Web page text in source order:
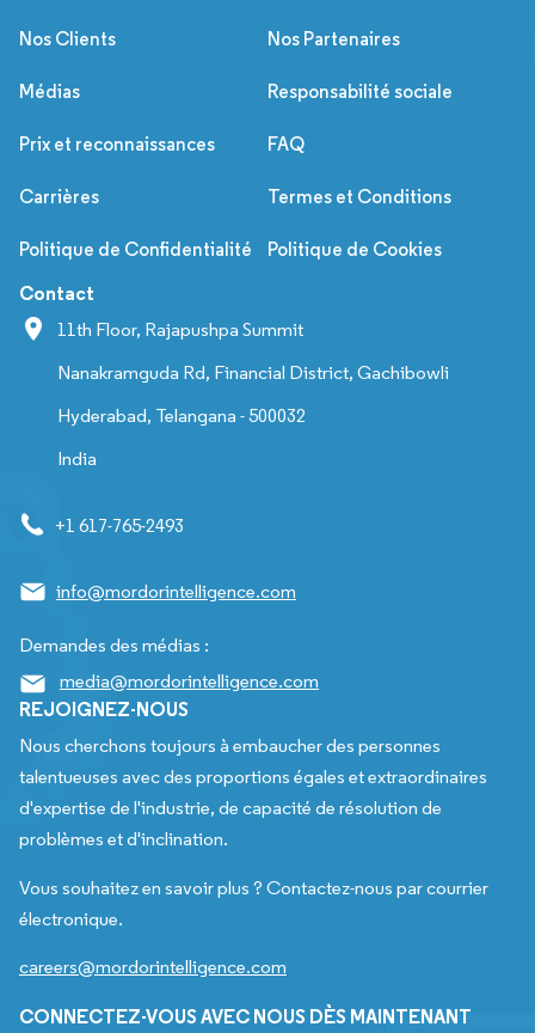
Nos Clients Nos Partenaires
Médias Responsabilité sociale
Prix et reconnaissances FAQ
Carrières Termes et Conditions
Politique de Confidentialité Politique de Cookies
Contact
11th Floor, Rajapushpa Summit
Nanakramguda Rd, Financial District, Gachibowli
Hyderabad, Telangana - 500032
India
+1 617-765-2493
info@mordorintelligence.com
Demandes des médias :
media@mordorintelligence.com
REJOIGNEZ-NOUS
Nous cherchons toujours à embaucher des personnes
talentueuses avec des proportions égales et extraordinaires
d'expertise de l'industrie, de capacité de résolution de
problèmes et d'inclination.
Vous souhaitez en savoir plus ? Contactez-nous par courrier
électronique.
careers@mordorintelligence.com
CONNECTEZ-VOUS AVEC NOUS DÈS MAINTENANT